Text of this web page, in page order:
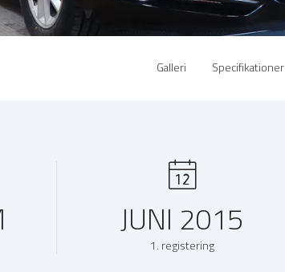
Galleri Specifikationer
JUNI 2015
1. registering